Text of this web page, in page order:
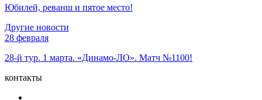
Юбилей, реванш и пятое место!
Другие новости
28 февраля
28-й тур. 1 марта. «Динамо-ЛО». Матч №1100!
контакты